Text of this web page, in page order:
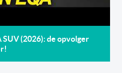
(2026): de opvolger